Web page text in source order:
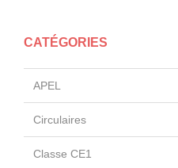
CATÉGORIES
APEL
Circulaires
Classe CE1